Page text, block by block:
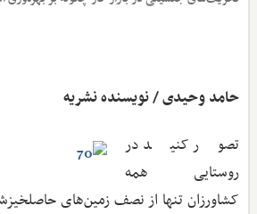
حامد وحیدی / نویسنده نشریه
تصور کنید در
روستایی همه
کشاورزان تنها از نصف زمین‌های